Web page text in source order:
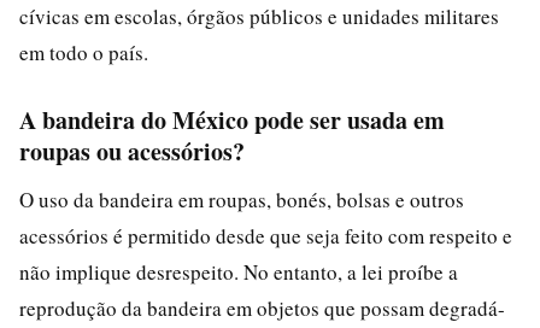
cívicas em escolas, órgãos públicos e unidades militares
em todo o país.
A bandeira do México pode ser usada em
roupas ou acessórios?
O uso da bandeira em roupas, bonés, bolsas e outros
acessórios é permitido desde que seja feito com respeito e
não implique desrespeito. No entanto, a lei proíbe a
reprodução da bandeira em objetos que possam degradá-